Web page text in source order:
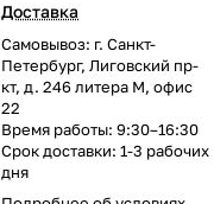
Доставка
Самовывоз: г. Санкт-
Петербург, Лиговский пр-
кт, д. 246 литера М, офис
22
Время работы: 9:30–16:30
Срок доставки: 1-3 рабочих
дня